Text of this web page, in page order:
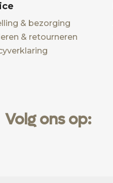
& bezorging
& retourneren
Volg ons op: